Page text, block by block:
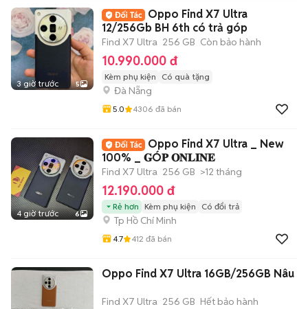
3 giờ trước 5
Oppo Find X7 Ultra
12/256Gb BH 6th có trả góp
Find X7 Ultra 256 GB Còn bảo hành
10.990.000 đ
Kèm phụ kiện Có quà tặng
Đà Nẵng
5.0 4306 đã bán
4 giờ trước 6
Oppo Find X7 Ultra _ New
100% _ 𝐆Ó𝐏 𝐎𝐍𝐋𝐈𝐍𝐄
Find X7 Ultra 256 GB >12 tháng
12.190.000 đ
Rẻ hơn Kèm phụ kiện Có đổi trả
Tp Hồ Chí Minh
4.7 412 đã bán
Oppo Find X7 Ultra 16GB/256GB Nâu
Find X7 Ultra 256 GB Hết bảo hành